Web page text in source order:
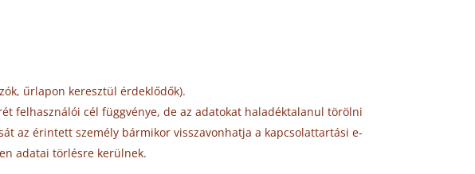
űrlapon keresztül érdeklődők).
felhasználói cél függvénye, de az adatokat haladéktalanul törölni
az érintett személy bármikor visszavonhatja a kapcsolattartási e-
adatai törlésre kerülnek.